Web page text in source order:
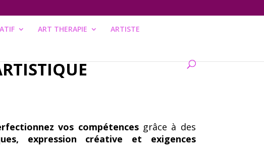
ART THERAPIE
ARTISTE
vos compétencesgrâce à des
expression créative et exigences